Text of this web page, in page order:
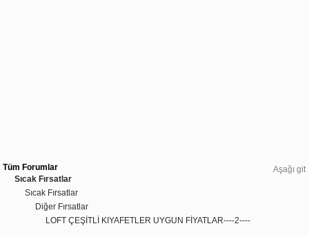
Aşağı git
Tüm Forumlar
Sıcak Fırsatlar
Sıcak Fırsatlar
Diğer Fırsatlar
LOFT ÇEŞİTLİ KIYAFETLER UYGUN FİYATLAR----2----